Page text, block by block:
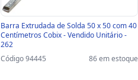
Barra Extrudada de Solda 50 x 50 com 40
Centímetros Cobix - Vendido Unitário -
262
Código 94445
86 em estoque